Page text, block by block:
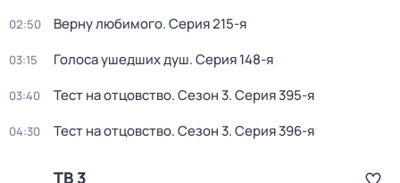
02:50 Верну любимого. Серия 215-я
03:15 Голocа ушедших душ. Серия 148-я
03:40 Тест на отцовство. Сезон 3. Серия 395-я
04:30 Тест на отцовство. Сезон 3. Серия 396-я
ТВ 3